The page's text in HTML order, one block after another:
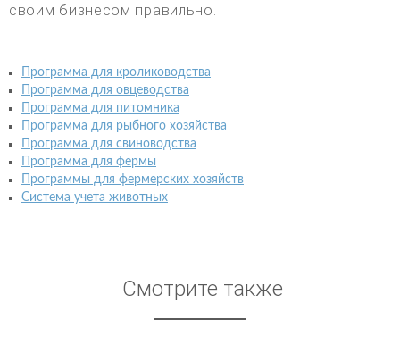
своим бизнесом правильно.
Программа для кролиководства
Программа для овцеводства
Программа для питомника
Программа для рыбного хозяйства
Программа для свиноводства
Программа для фермы
Программы для фермерских хозяйств
Система учета животных
Смотрите также